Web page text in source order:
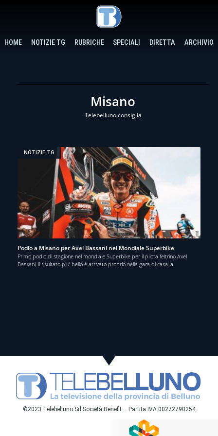
HOME NOTIZIE TG RUBRICHE SPECIALI DIRETTA ARCHIVIO
Misano
Telebelluno consiglia
NOTIZIE TG
Podio a Misano per Axel Bassani nel Mondiale Superbike
Primo podio di stagione nel mondiale Superbike per il pilota feltrino Axel
Bassani, il risultato piu’ bello è arrivato proprio nella gara di casa, a
©2023 Telebelluno Srl Società Benefit – Partita IVA 00272790254